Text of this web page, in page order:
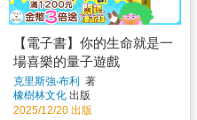
【電子書】你的生命就是一
場喜樂的量子遊戲
克里斯強‧布利 著
橡樹林文化 出版
2025/12/20 出版